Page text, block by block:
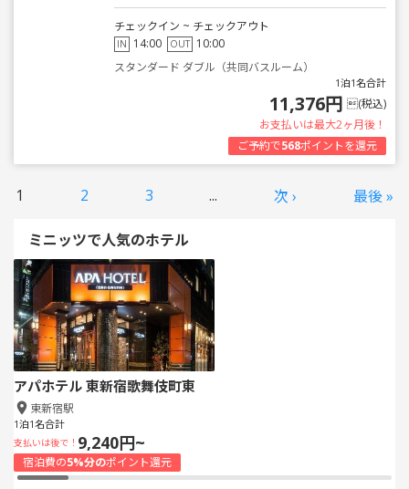
チェックイン ~ チェックアウト
IN 14:00 OUT 10:00
スタンダード ダブル（共同バスルーム）
1泊1名合計
11,376円 (税込)
お支払いは最大2ヶ月後！
ご予約で568ポイントを還元
1 2 3 ... 次 › 最後 »
ミニッツで人気のホテル
アパホテル 東新宿歌舞伎町東
東新宿駅
1泊1名合計
支払いは後で！ 9,240円~
宿泊費の5%分のポイント還元